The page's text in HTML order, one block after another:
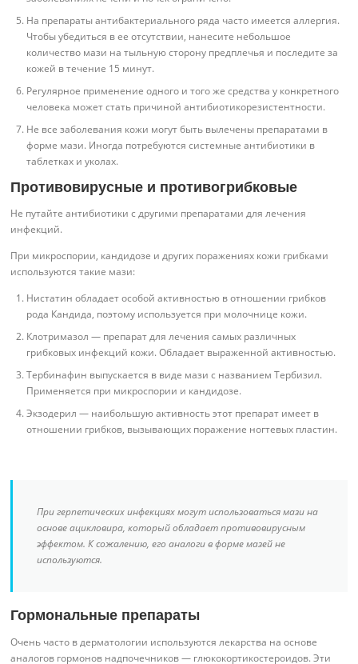
На препараты антибактериального ряда часто имеется аллергия.
Чтобы убедиться в ее отсутствии, нанесите небольшое
количество мази на тыльную сторону предплечья и последите за
кожей в течение 15 минут.
Регулярное применение одного и того же средства у конкретного
человека может стать причиной антибиотикорезистентности.
Не все заболевания кожи могут быть вылечены препаратами в
форме мази. Иногда потребуются системные антибиотики в
таблетках и уколах.
Противовирусные и противогрибковые
Не путайте антибиотики с другими препаратами для лечения
инфекций.
При микроспории, кандидозе и других поражениях кожи грибками
используются такие мази:
Нистатин обладает особой активностью в отношении грибков
рода Кандида, поэтому используется при молочнице кожи.
Клотримазол — препарат для лечения самых различных
грибковых инфекций кожи. Обладает выраженной активностью.
Тербинафин выпускается в виде мази с названием Тербизил.
Применяется при микроспории и кандидозе.
Экзодерил — наибольшую активность этот препарат имеет в
отношении грибков, вызывающих поражение ногтевых пластин.
При герпетических инфекциях могут использоваться мази на
основе ацикловира, который обладает противовирусным
эффектом. К сожалению, его аналоги в форме мазей не
используются.
Гормональные препараты
Очень часто в дерматологии используются лекарства на основе
аналогов гормонов надпочечников — глюкокортикостероидов. Эти